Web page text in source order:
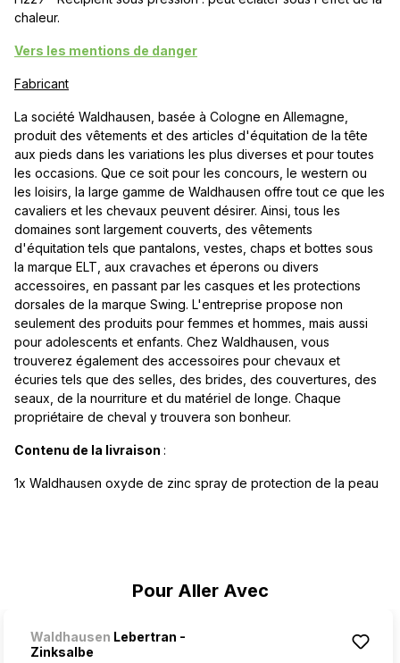
Pour Aller Avec
Waldhausen Lebertran -
Zinksalbe
chaleur.
Vers les mentions de danger
Fabricant
La société Waldhausen, basée à Cologne en Allemagne,
produit des vêtements et des articles d'équitation de la tête
aux pieds dans les variations les plus diverses et pour toutes
les occasions. Que ce soit pour les concours, le western ou
les loisirs, la large gamme de Waldhausen offre tout ce que les
cavaliers et les chevaux peuvent désirer. Ainsi, tous les
domaines sont largement couverts, des vêtements
d'équitation tels que pantalons, vestes, chaps et bottes sous
la marque ELT, aux cravaches et éperons ou divers
accessoires, en passant par les casques et les protections
dorsales de la marque Swing. L'entreprise propose non
seulement des produits pour femmes et hommes, mais aussi
pour adolescents et enfants. Chez Waldhausen, vous
trouverez également des accessoires pour chevaux et
écuries tels que des selles, des brides, des couvertures, des
seaux, de la nourriture et du matériel de longe. Chaque
propriétaire de cheval y trouvera son bonheur.
Contenu de la livraison :
1x Waldhausen oxyde de zinc spray de protection de la peau